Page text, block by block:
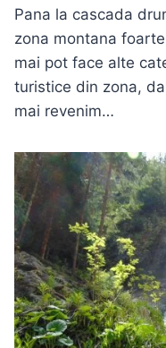
Pana la cascada
zona montana
mai pot face alte
turistice din zona,
mai revenim…